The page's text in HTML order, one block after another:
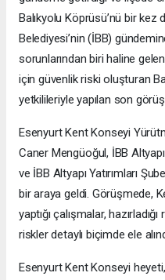
Balıkyolu Köprüsü’nü bir
Belediyesi’nin (İBB)
sorunlarından biri haline
için güvenlik riski oluşturan
yetkilileriyle yapılan son
Esenyurt Kent Konseyi
Caner Mengüoğul, İBB
ve İBB Altyapı Yatırımları
bir araya geldi. Görüşmede,
yaptığı çalışmalar,
riskler detaylı biçimde ele
Esenyurt Kent Konseyi heyeti,